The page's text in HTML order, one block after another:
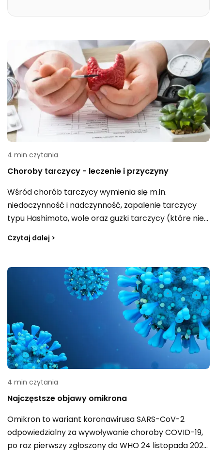
4 min czytania
Choroby tarczycy - leczenie i przyczyny
Wśród chorób tarczycy wymienia się m.in.
niedoczynność i nadczynność, zapalenie tarczycy
typu Hashimoto, wole oraz guzki tarczycy (które nie
wiąże się z nieprawidłowym wydzielaniem hormonów
problemy z tarczycą i na co warto zwrócić uwagę?
Czytaj dalej >
4 min czytania
Najczęstsze objawy omikrona
Omikron to wariant koronawirusa SARS-CoV-2
odpowiedzialny za wywoływanie choroby COVID-19,
po raz pierwszy zgłoszony do WHO 24 listopada 2021